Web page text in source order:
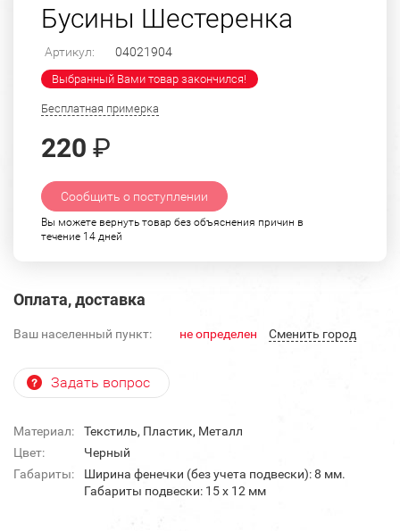
Бусины Шестеренка
Артикул: 04021904
Выбранный Вами товар закончился!
Бесплатная примерка
220 ₽
Сообщить о поступлении
Вы можете вернуть товар без объяснения причин в
течение 14 дней
Оплата, доставка
Ваш населенный пункт: не определен Cменить город
Задать вопрос
Материал:
Текстиль, Пластик, Металл
Цвет:
Черный
Габариты:
Ширина фенечки (без учета подвески): 8 мм.
Габариты подвески: 15 х 12 мм